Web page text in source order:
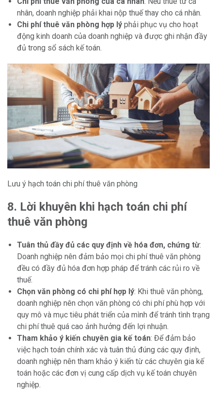
nhân, doanh nghiệp phải khai nộp thuế thay cho cá nhân.
Chi phí thuê văn phòng hợp lý phải phục vụ cho hoạt
động kinh doanh của doanh nghiệp và được ghi nhận đầy
đủ trong sổ sách kế toán.
Lưu ý hạch toán chi phí thuê văn phòng
8. Lời khuyên khi hạch toán chi phí
thuê văn phòng
Tuân thủ đầy đủ các quy định về hóa đơn, chứng từ:
Doanh nghiệp nên đảm bảo mọi chi phí thuê văn phòng
đều có đầy đủ hóa đơn hợp pháp để tránh các rủi ro về
thuế.
Chọn văn phòng có chi phí hợp lý: Khi thuê văn phòng,
doanh nghiệp nên chọn văn phòng có chi phí phù hợp với
quy mô và mục tiêu phát triển của mình để tránh tình trạng
chi phí thuê quá cao ảnh hưởng đến lợi nhuận.
Tham khảo ý kiến chuyên gia kế toán: Để đảm bảo
việc hạch toán chính xác và tuân thủ đúng các quy định,
doanh nghiệp nên tham khảo ý kiến từ các chuyên gia kế
toán hoặc các đơn vị cung cấp dịch vụ kế toán chuyên
nghiệp.